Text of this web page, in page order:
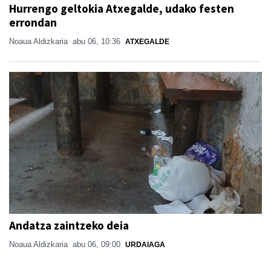
Hurrengo geltokia Atxegalde, udako festen
errondan
Noaua Aldizkaria abu 06, 10:36 ATXEGALDE
Andatza zaintzeko deia
Noaua Aldizkaria abu 06, 09:00 URDAIAGA